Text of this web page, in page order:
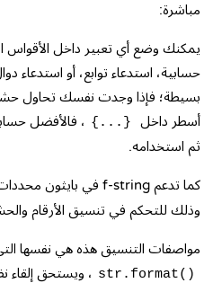
مباشرة:
يمكنك وضع أي تعبير داخل الأقواس
حسابية، استدعاء توابع، أو استدعاء
بسيطة؛ فإذا وجدت نفسك تحاول
أسطر داخل
{...} ، فالأفضل
ثم استخدامه.
كما تدعم f-string في بايثون محددات التنسيق بعد النقطتين
وذلك للتحكم في تنسيق الأرقام
مواصفات التنسيق هذه هي نفسها
str.format() ، ويستحق إلقاء